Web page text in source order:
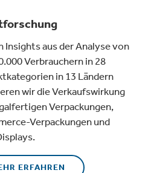
Insights aus der Analyse von
Verbrauchern in 28
in 13 Ländern
wir die Verkaufswirkung
Verpackungen,
Verpackungen und
ERFAHREN